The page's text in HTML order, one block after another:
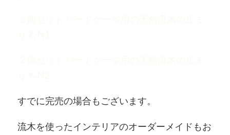
すでに完売の場合もございます。
流木を使ったインテリアのオーダーメイドもお